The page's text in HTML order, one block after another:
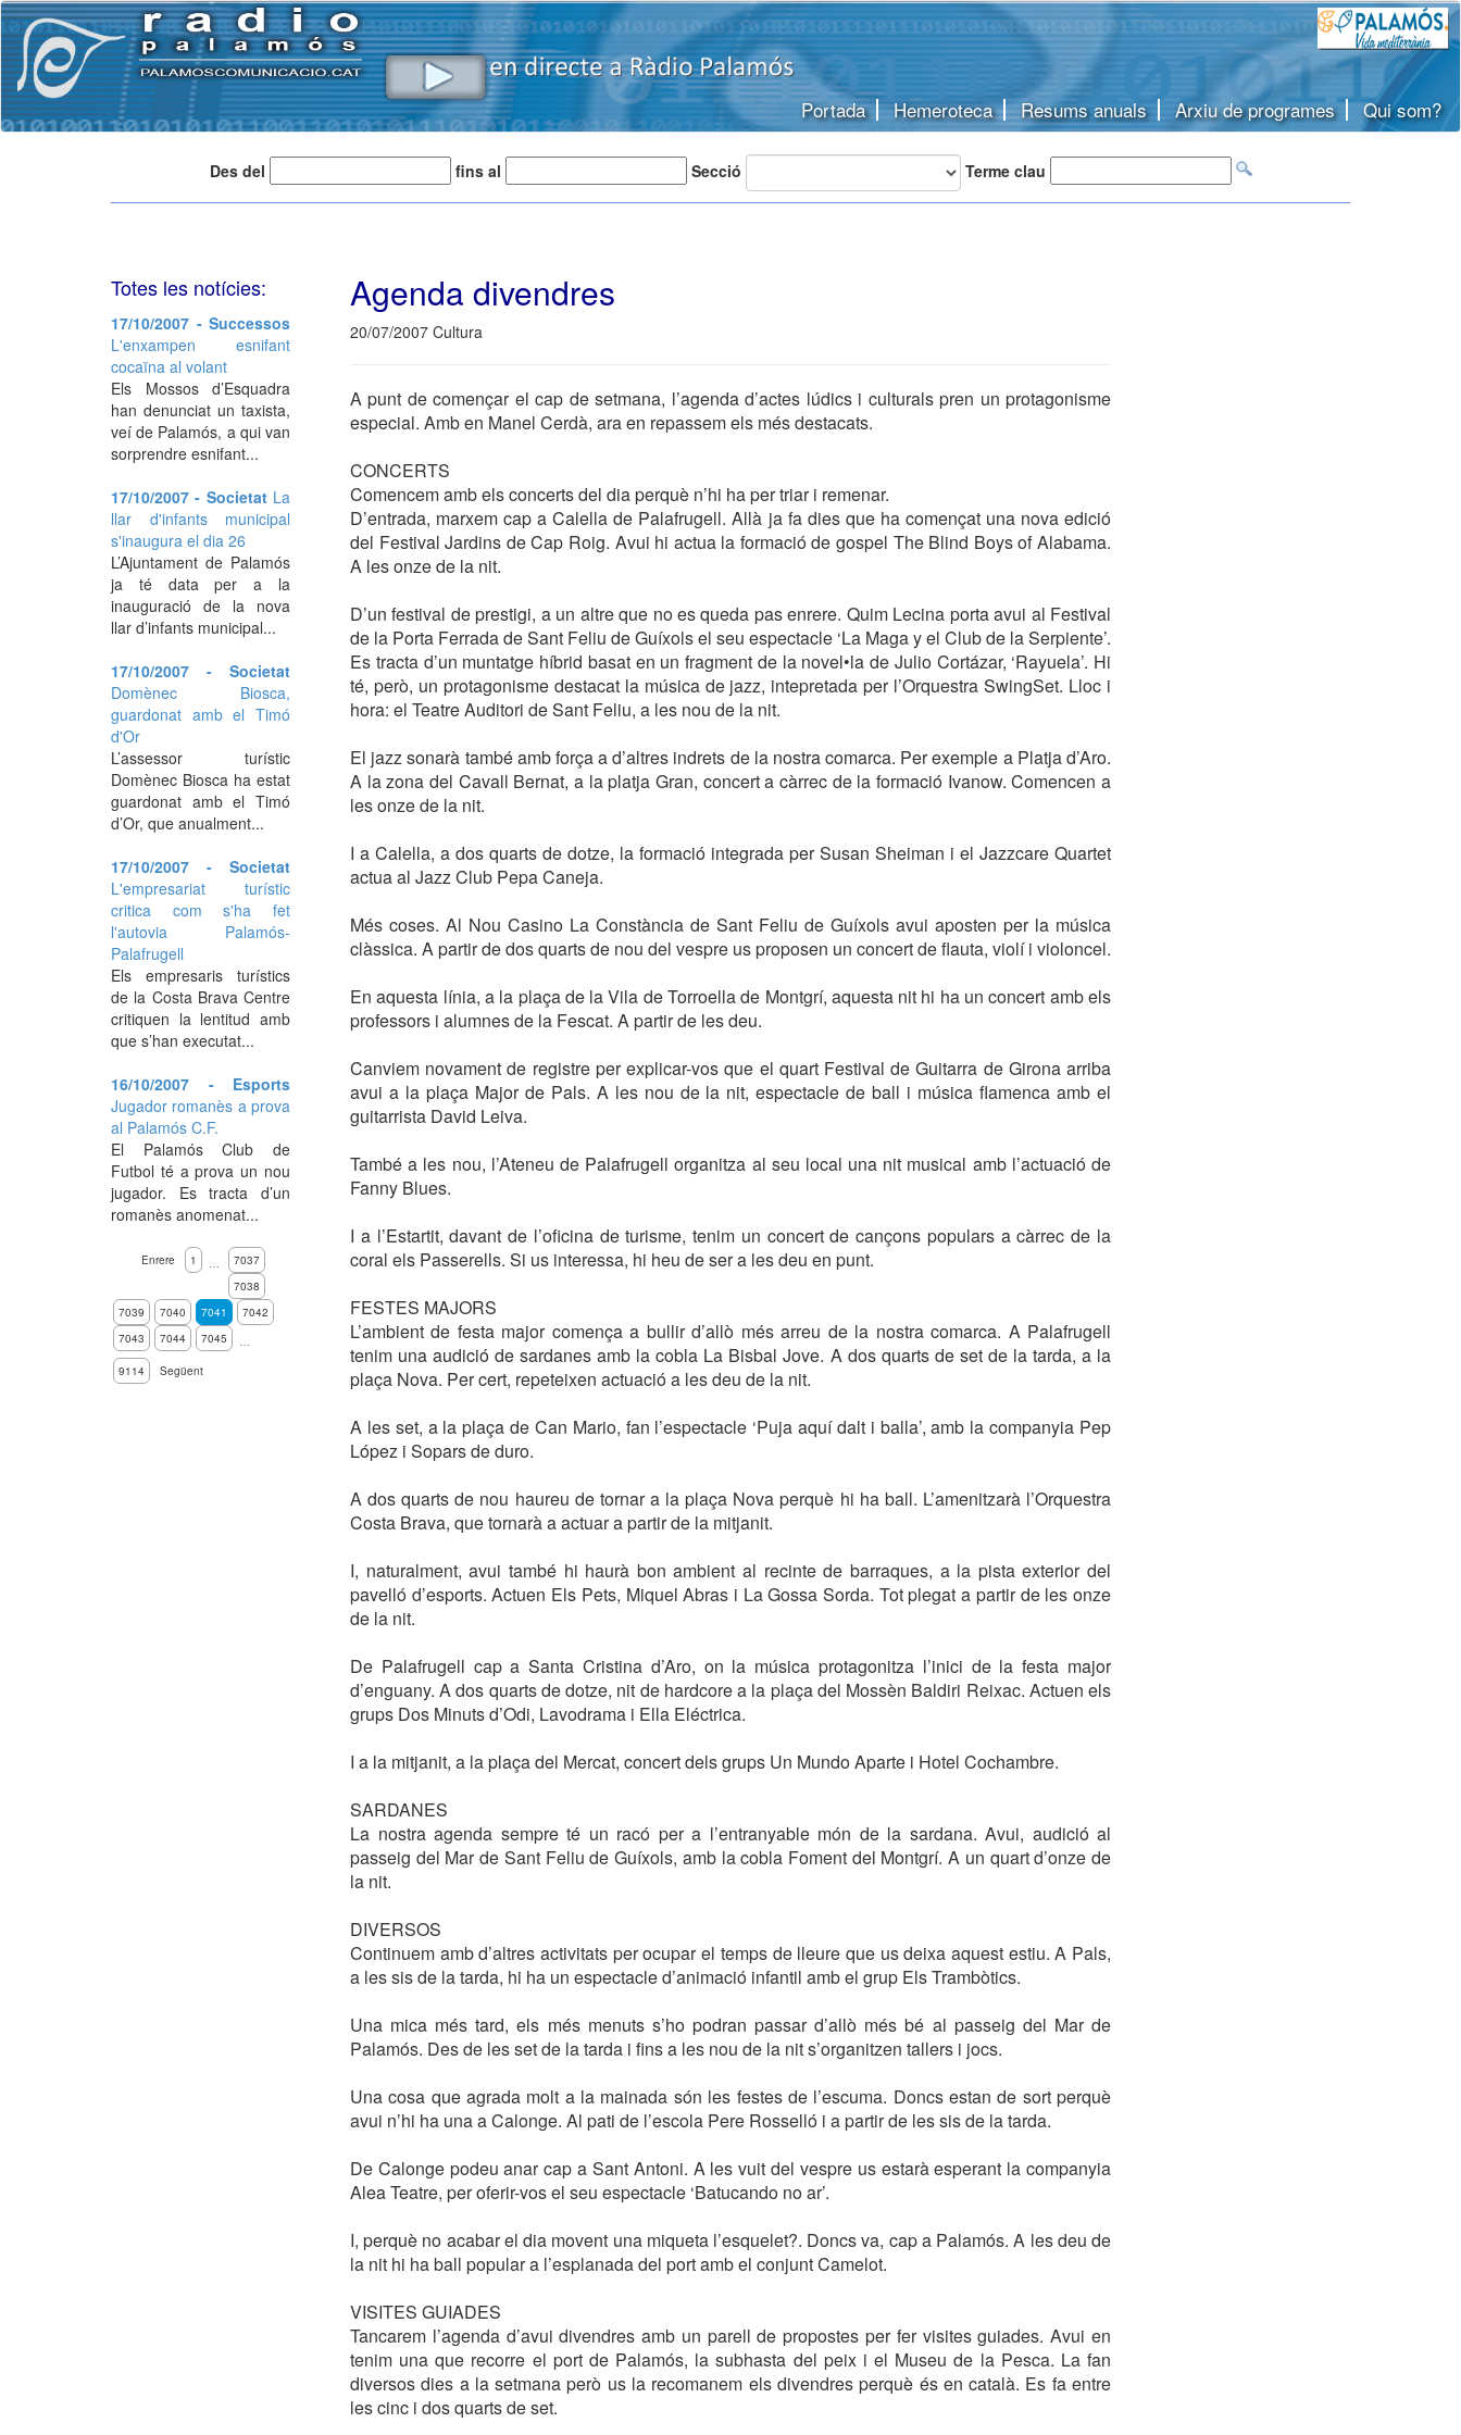
Portada Hemeroteca Resums anuals Arxiu de programes Qui som?
Des del fins al Secció Terme clau
Agenda divendres
20/07/2007 Cultura
A punt de començar el cap de setmana, l’agenda d’actes lúdics i culturals pren un protagonisme
especial. Amb en Manel Cerdà, ara en repassem els més destacats.
CONCERTS
Comencem amb els concerts del dia perquè n’hi ha per triar i remenar.
D’entrada, marxem cap a Calella de Palafrugell. Allà ja fa dies que ha començat una nova edició
del Festival Jardins de Cap Roig. Avui hi actua la formació de gospel The Blind Boys of Alabama.
A les onze de la nit.
D’un festival de prestigi, a un altre que no es queda pas enrere. Quim Lecina porta avui al Festival
de la Porta Ferrada de Sant Feliu de Guíxols el seu espectacle ‘La Maga y el Club de la Serpiente’.
Es tracta d’un muntatge híbrid basat en un fragment de la novel•la de Julio Cortázar, ‘Rayuela’. Hi
té, però, un protagonisme destacat la música de jazz, intepretada per l’Orquestra SwingSet. Lloc i
hora: el Teatre Auditori de Sant Feliu, a les nou de la nit.
El jazz sonarà també amb força a d’altres indrets de la nostra comarca. Per exemple a Platja d’Aro.
A la zona del Cavall Bernat, a la platja Gran, concert a càrrec de la formació Ivanow. Comencen a
les onze de la nit.
I a Calella, a dos quarts de dotze, la formació integrada per Susan Sheiman i el Jazzcare Quartet
actua al Jazz Club Pepa Caneja.
Més coses. Al Nou Casino La Constància de Sant Feliu de Guíxols avui aposten per la música
clàssica. A partir de dos quarts de nou del vespre us proposen un concert de flauta, violí i violoncel.
En aquesta línia, a la plaça de la Vila de Torroella de Montgrí, aquesta nit hi ha un concert amb els
professors i alumnes de la Fescat. A partir de les deu.
Canviem novament de registre per explicar-vos que el quart Festival de Guitarra de Girona arriba
avui a la plaça Major de Pals. A les nou de la nit, espectacle de ball i música flamenca amb el
guitarrista David Leiva.
També a les nou, l’Ateneu de Palafrugell organitza al seu local una nit musical amb l’actuació de
Fanny Blues.
I a l’Estartit, davant de l’oficina de turisme, tenim un concert de cançons populars a càrrec de la
coral els Passerells. Si us interessa, hi heu de ser a les deu en punt.
FESTES MAJORS
L’ambient de festa major comença a bullir d’allò més arreu de la nostra comarca. A Palafrugell
tenim una audició de sardanes amb la cobla La Bisbal Jove. A dos quarts de set de la tarda, a la
plaça Nova. Per cert, repeteixen actuació a les deu de la nit.
A les set, a la plaça de Can Mario, fan l’espectacle ‘Puja aquí dalt i balla’, amb la companyia Pep
López i Sopars de duro.
A dos quarts de nou haureu de tornar a la plaça Nova perquè hi ha ball. L’amenitzarà l’Orquestra
Costa Brava, que tornarà a actuar a partir de la mitjanit.
I, naturalment, avui també hi haurà bon ambient al recinte de barraques, a la pista exterior del
pavelló d’esports. Actuen Els Pets, Miquel Abras i La Gossa Sorda. Tot plegat a partir de les onze
de la nit.
De Palafrugell cap a Santa Cristina d’Aro, on la música protagonitza l’inici de la festa major
d’enguany. A dos quarts de dotze, nit de hardcore a la plaça del Mossèn Baldiri Reixac. Actuen els
grups Dos Minuts d’Odi, Lavodrama i Ella Eléctrica.
I a la mitjanit, a la plaça del Mercat, concert dels grups Un Mundo Aparte i Hotel Cochambre.
SARDANES
La nostra agenda sempre té un racó per a l’entranyable món de la sardana. Avui, audició al
passeig del Mar de Sant Feliu de Guíxols, amb la cobla Foment del Montgrí. A un quart d’onze de
la nit.
DIVERSOS
Continuem amb d’altres activitats per ocupar el temps de lleure que us deixa aquest estiu. A Pals,
a les sis de la tarda, hi ha un espectacle d’animació infantil amb el grup Els Trambòtics.
Una mica més tard, els més menuts s’ho podran passar d’allò més bé al passeig del Mar de
Palamós. Des de les set de la tarda i fins a les nou de la nit s’organitzen tallers i jocs.
Una cosa que agrada molt a la mainada són les festes de l’escuma. Doncs estan de sort perquè
avui n’hi ha una a Calonge. Al pati de l’escola Pere Rosselló i a partir de les sis de la tarda.
De Calonge podeu anar cap a Sant Antoni. A les vuit del vespre us estarà esperant la companyia
Alea Teatre, per oferir-vos el seu espectacle ‘Batucando no ar’.
I, perquè no acabar el dia movent una miqueta l’esquelet?. Doncs va, cap a Palamós. A les deu de
la nit hi ha ball popular a l’esplanada del port amb el conjunt Camelot.
VISITES GUIADES
Tancarem l’agenda d’avui divendres amb un parell de propostes per fer visites guiades. Avui en
tenim una que recorre el port de Palamós, la subhasta del peix i el Museu de la Pesca. La fan
diversos dies a la setmana però us la recomanem els divendres perquè és en català. Es fa entre
les cinc i dos quarts de set.
Totes les notícies:
17/10/2007 - Successos
L'enxampen esnifant
cocaïna al volant
Els Mossos d’Esquadra
han denunciat un taxista,
veí de Palamós, a qui van
sorprendre esnifant...
17/10/2007 - Societat La
llar d'infants municipal
s'inaugura el dia 26
L’Ajuntament de Palamós
ja té data per a la
inauguració de la nova
llar d’infants municipal...
17/10/2007 - Societat
Domènec Biosca,
guardonat amb el Timó
d'Or
L’assessor turístic
Domènec Biosca ha estat
guardonat amb el Timó
d’Or, que anualment...
17/10/2007 - Societat
L'empresariat turístic
critica com s'ha fet
l'autovia Palamós-
Palafrugell
Els empresaris turístics
de la Costa Brava Centre
critiquen la lentitud amb
que s’han executat...
16/10/2007 - Esports
Jugador romanès a prova
al Palamós C.F.
El Palamós Club de
Futbol té a prova un nou
jugador. Es tracta d’un
romanès anomenat...
Enrere 1 …
7037
7038
7039
7040 7041
7042
7043
7044 7045
…
9114
Següent